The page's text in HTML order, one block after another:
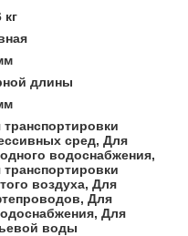
кг
длины
транспортировки
сред, Для
водоснабжения,
транспортировки
воздуха, Для
Для
Для
воды